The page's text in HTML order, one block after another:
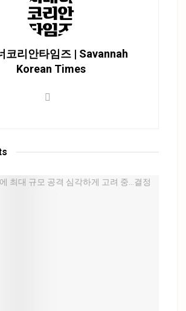
코리안타임즈 | Savannah
Korean Times